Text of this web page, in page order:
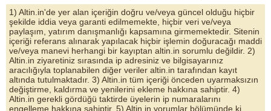
Altın Yorumları
Döviz Kurları
Çeyrek Altın
Bitcoin
Euro/Dolar Parite
Sterlin
1) Altin.in'de yer alan içeriğin doğru ve/veya güncel olduğu hiçbir
şekilde iddia veya garanti edilmemekte, hiçbir veri ve/veya
paylaşım, yatırım danışmanlığı kapsamına girmemektedir. Sitenin
içeriği referans alınarak yapılacak hiçbir işlemin doğuracağı maddi
ve/veya manevi herhangi bir kayıptan altin.in sorumlu değildir. 2)
Altin.in ziyaretiniz sırasında ip adresiniz ve bilgisayarınız
aracılığıyla toplanabilen diğer veriler altin.in tarafından kayıt
altında tutulmaktadır. 3) Altin.in tüm içeriği önceden uyarmaksızın
değiştirme, kaldırma ve yenilerini ekleme hakkına sahiptir. 4)
Altin.in gerekli gördüğü taktirde üyelerin ip numaralarını
engelleme hakkına sahiptir. 5) Altin.in yorumlar bölümünde ki